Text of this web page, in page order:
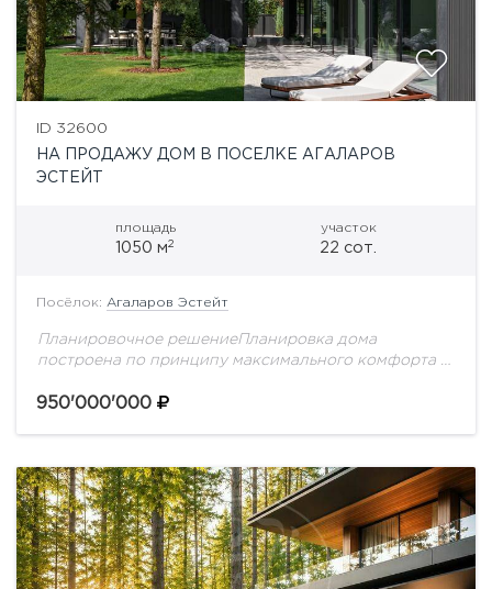
ID 32600
НА ПРОДАЖУ ДОМ В ПОСЕЛКЕ АГАЛАРОВ
ЭСТЕЙТ
площадь
1050 м2
участок
22 сот.
Посёлок: Агаларов Эстейт
Планировочное решениеПланировка дома
построена по принципу максимального комфорта и
встреч и отдыха расположены на первом этаже, а
950'000'000